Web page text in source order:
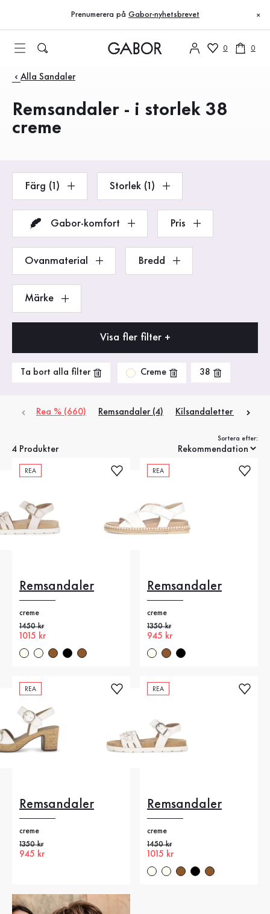
Till innehållsförteckning
Till huvudnavigation
Prenumerera på Gabor-nyhetsbrevet ×
0 0
Produkter
Alla Sandaler
Remsandaler - i storlek 38
creme
Färg (1) Storlek (1)
Gabor-komfort Pris
Ovanmaterial Bredd
Märke
Visa fler filter +
Ta bort alla filter Creme 38
Rea % (660) Remsandaler (4) Kilsandaletter (1)
4 Produkter
Sortera efter:
REA
Remsandaler
creme
Gammalt pris
1450 kr
Nytt pris
1015 kr
REA
Remsandaler
creme
Gammalt pris
1350 kr
Nytt pris
945 kr
REA
Remsandaler
creme
Gammalt pris
1350 kr
Nytt pris
945 kr
REA
Remsandaler
creme
Gammalt pris
1450 kr
Nytt pris
1015 kr